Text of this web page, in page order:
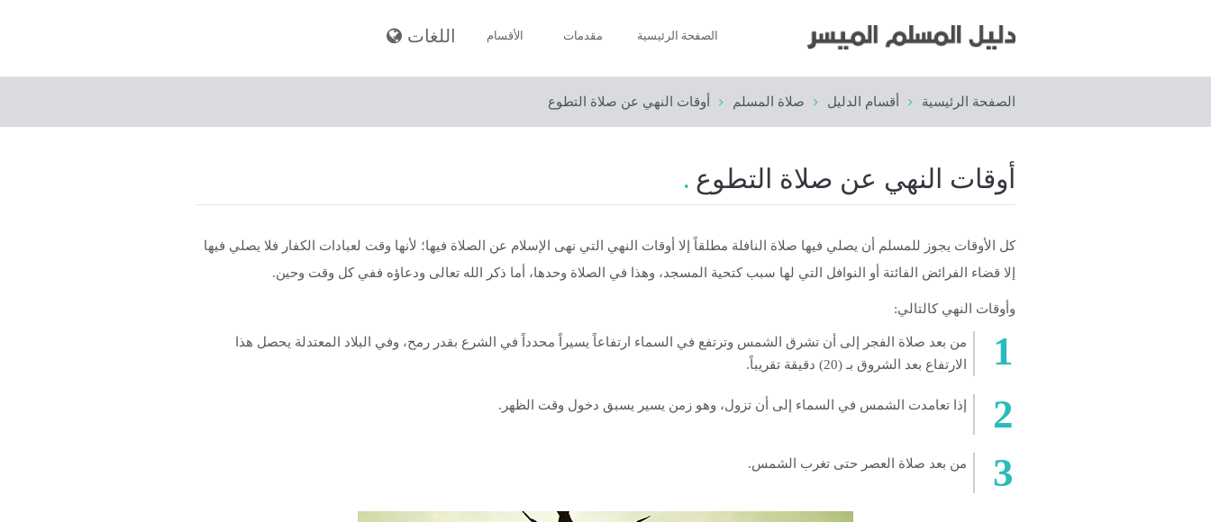
الصفحة الرئيسية مقدمات الأقسام
الزكاة
الموت والجنازة
المعاملات المالية
اللغات
الصفحة الرئيسية أقسام الدليل صلاة المسلم أوقات النهي عن صلاة التطوع
أوقات النهي عن صلاة التطوع
كل الأوقات يجوز للمسلم أن يصلي فيها صلاة النافلة مطلقاً إلا أوقات النهي التي نهى الإسلام عن الصلاة فيها؛ لأنها وقت لعبادات الكفار فلا يصلي فيها
إلا قضاء الفرائض الفائتة أو النوافل التي لها سبب كتحية المسجد، وهذا في الصلاة وحدها، أما ذكر الله تعالى ودعاؤه ففي كل وقت وحين.
وأوقات النهي كالتالي:
من بعد صلاة الفجر إلى أن تشرق الشمس وترتفع في السماء ارتفاعاً يسيراً محدداً في الشرع بقدر رمح، وفي البلاد المعتدلة يحصل هذا
الارتفاع بعد الشروق بـ (20) دقيقة تقريباً.
إذا تعامدت الشمس في السماء إلى أن تزول، وهو زمن يسير يسبق دخول وقت الظهر.
من بعد صلاة العصر حتى تغرب الشمس.